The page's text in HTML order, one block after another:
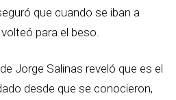
que cuando se iban a
para el beso.
Jorge Salinas reveló que es el
desde que se conocieron,